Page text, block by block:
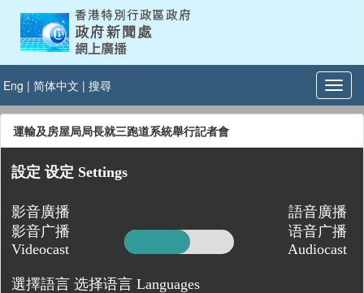
Eng | 简体中文 | 搜尋
運輸及房屋局局長就三跑道系統舉行記者會